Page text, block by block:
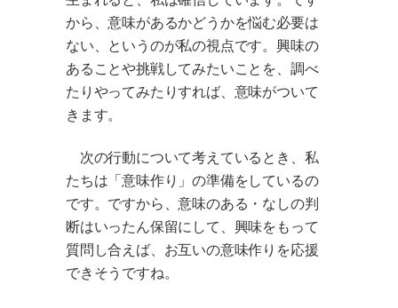
から、意味があるかどうかを悩む必要は
ない、というのが私の視点です。興味の
あることや挑戦してみたいことを、調べ
たりやってみたりすれば、意味がついて
きます。
次の行動について考えているとき、私
たちは「意味作り」の準備をしているの
です。ですから、意味のある・なしの判
断はいったん保留にして、興味をもって
質問し合えば、お互いの意味作りを応援
できそうですね。